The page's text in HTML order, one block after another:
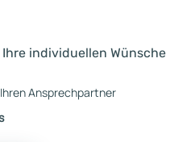
individuellen Wünsche
Ansprechpartner